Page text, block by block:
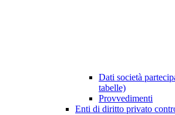
Dati società
tabelle)
Provvedimenti
Enti di diritto privato